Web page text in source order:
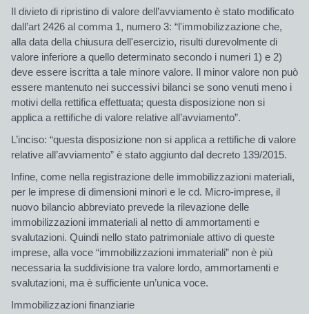
Il divieto di ripristino di valore dell’avviamento è stato modificato
dall’art 2426 al comma 1, numero 3: “l'immobilizzazione che,
alla data della chiusura dell'esercizio, risulti durevolmente di
valore inferiore a quello determinato secondo i numeri 1) e 2)
deve essere iscritta a tale minore valore. Il minor valore non può
essere mantenuto nei successivi bilanci se sono venuti meno i
motivi della rettifica effettuata; questa disposizione non si
applica a rettifiche di valore relative all’avviamento”.
L’inciso: “questa disposizione non si applica a rettifiche di valore
relative all’avviamento” è stato aggiunto dal decreto 139/2015.
Infine, come nella registrazione delle immobilizzazioni materiali,
per le imprese di dimensioni minori e le cd. Micro-imprese, il
nuovo bilancio abbreviato prevede la rilevazione delle
immobilizzazioni immateriali al netto di ammortamenti e
svalutazioni. Quindi nello stato patrimoniale attivo di queste
imprese, alla voce “immobilizzazioni immateriali” non è più
necessaria la suddivisione tra valore lordo, ammortamenti e
svalutazioni, ma è sufficiente un’unica voce.
Immobilizzazioni finanziarie